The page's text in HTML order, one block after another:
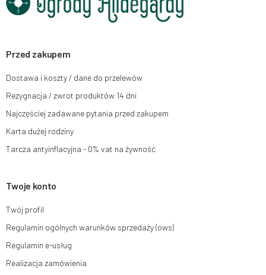
Przysługuje Ci prawo do żądania dostępu do swoich danych osobowych,
ich sprostowania, usunięcia, ograniczenia przetwarzania, wniesienia
momencie bez wpływu na zgodność z prawem przetwarzania, którego
dokonano na podstawie zgody przed jej cofnięciem. W tym celu możesz
e-mail lub pisemnie na adres siedziby.
Więcej informacji:www.mouton.pl/ODO
Przed zakupem
Dostawa i koszty / dane do przelewów
Rezygnacja / zwrot produktów 14 dni
Najczęściej zadawane pytania przed zakupem
Karta dużej rodziny
Tarcza antyinflacyjna - 0% vat na żywność
Twoje konto
Twój profil
Regulamin ogólnych warunków sprzedaży (ows)
Regulamin e-usług
Realizacja zamówienia